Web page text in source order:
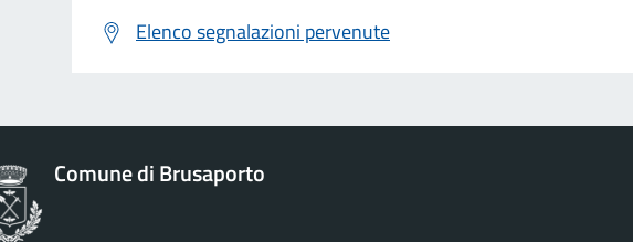
Elenco segnalazioni pervenute
Comune di Brusaporto